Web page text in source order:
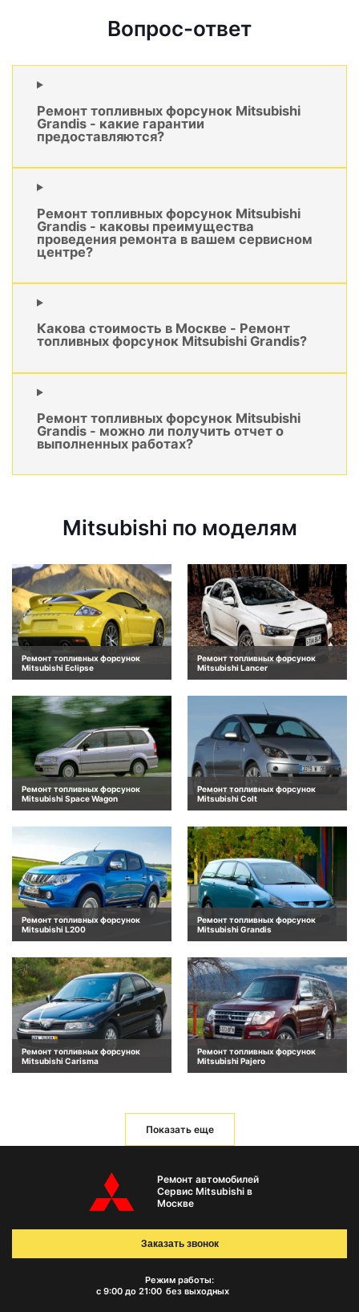
Вопрос-ответ
Ремонт топливных форсунок Mitsubishi
Grandis - какие гарантии
предоставляются?
Ремонт топливных форсунок Mitsubishi
Grandis - каковы преимущества
проведения ремонта в вашем сервисном
центре?
Какова стоимость в Москве - Ремонт
топливных форсунок Mitsubishi Grandis?
Ремонт топливных форсунок Mitsubishi
Grandis - можно ли получить отчет о
выполненных работах?
Mitsubishi по моделям
Ремонт топливных форсунок
Mitsubishi Eclipse
Ремонт топливных форсунок
Mitsubishi Lancer
Ремонт топливных форсунок
Mitsubishi Space Wagon
Ремонт топливных форсунок
Mitsubishi Colt
Ремонт топливных форсунок
Mitsubishi L200
Ремонт топливных форсунок
Mitsubishi Grandis
Ремонт топливных форсунок
Mitsubishi Carisma
Ремонт топливных форсунок
Mitsubishi Pajero
Показать еще
Ремонт автомобилей
Сервис Mitsubishi в
Москве
Режим работы:
с 9:00 до 21:00 без выходных
Заказать звонок